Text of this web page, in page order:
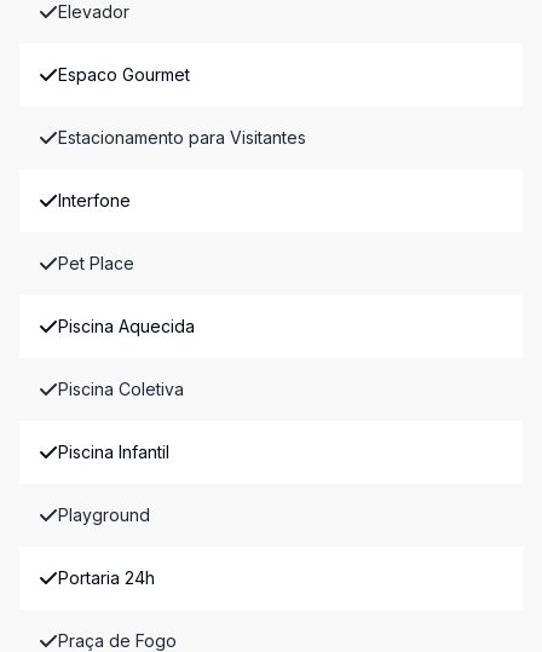
Elevador
Espaco Gourmet
Estacionamento para Visitantes
Interfone
Pet Place
Piscina Aquecida
Piscina Coletiva
Piscina Infantil
Playground
Portaria 24h
Praça de Fogo